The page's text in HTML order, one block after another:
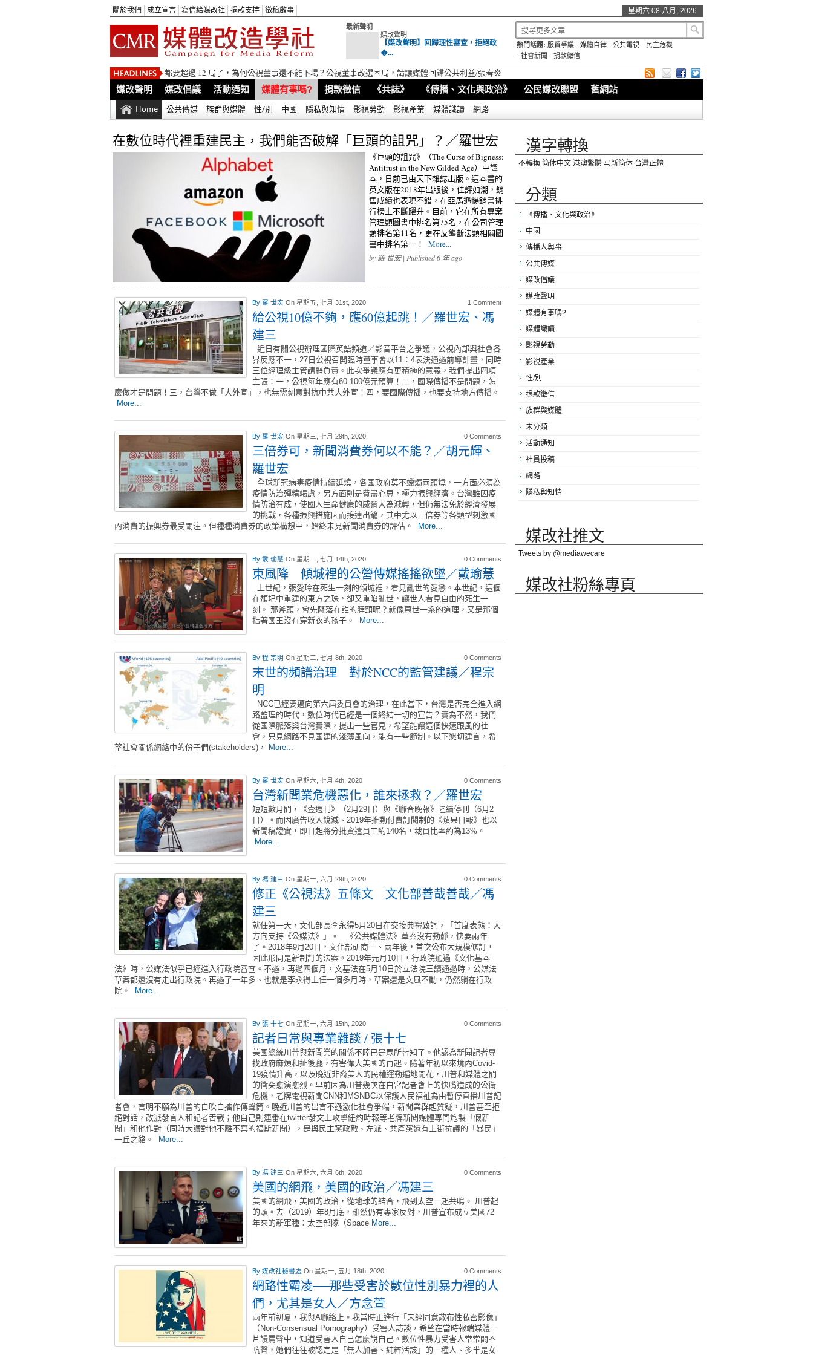
關於我們 成立宣言 寫信給媒改社 捐款支持 徵稿啟事 星期六 08 八月, 2026
最新聲明
媒改聲明
【媒改聲明】回歸理性審查，拒絕政
�...
熱門話題: 服貿爭議 -媒體自律 -公共電視 - 民主危機
- 社會新聞 - 捐款徵信
都要超過 12 局了，為何公視董事還不能下場？公視董事改選困局，請讓媒體回歸公共利益/張春炎
媒改聲明 媒改倡議 活動通知 媒體有事嗎? 捐款徵信 《共誌》 《傳播、文化與政治》 公民媒改聯盟 舊網站
Home 公共傳媒 族群與媒體 性/別 中國 隱私與知情 影視勞動 影視產業 媒體識讀 網路
在數位時代裡重建民主，我們能否破解「巨頭的詛咒」？／羅世宏
《巨頭的詛咒》（The Curse of Bigness:
Antitrust in the New Gilded Age）中譯
本，日前已由天下雜誌出版。這本書的
英文版在2018年出版後，佳評如潮，銷
售成績也表現不錯，在亞馬遜暢銷書排
行榜上不斷躍升。目前，它在所有專案
管理類圖書中排名第75名，在公司管理
類排名第11名，更在反壟斷法類相關圖
書中排名第一！ More...
by 羅 世宏| Published 6 年 ago
By 羅 世宏 On 星期五, 七月 31st, 2020 1 Comment
給公視10億不夠，應60億起跳！／羅世宏、馮
建三
近日有關公視辦理國際英語頻道／影音平台之爭議，公視內部與社會各
界反應不一，27日公視召開臨時董事會以11：4表決通過前導計畫，同時
三位經理級主管請辭負責。此次爭議應有更積極的意義，我們提出四項
主張：一，公視每年應有60-100億元預算！二，國際傳播不是問題，怎
麼做才是問題！三，台灣不做「大外宣」，也無需刻意對抗中共大外宣！四，要國際傳播，也要支持地方傳播。
More...
By 羅 世宏 On 星期三, 七月 29th, 2020 0 Comments
三倍券可，新聞消費券何以不能？／胡元輝、
羅世宏
全球新冠病毒疫情持續延燒，各國政府莫不蠟燭兩頭燒，一方面必須為
疫情防治殫精竭慮，另方面則是費盡心思，極力振興經濟。台灣雖因疫
情防治有成，使國人生命健康的威脅大為減輕，但仍無法免於經濟發展
的挑戰，各種振興措施因而接連出籠，其中尤以三倍券等各類型刺激國
內消費的振興券最受關注。但種種消費券的政策構想中，始終未見新聞消費券的評估。
More...
By 戴 瑜慧 On 星期二, 七月 14th, 2020 0 Comments
東風降 傾城裡的公營傳媒搖搖欲墜／戴瑜慧
上世紀，張愛玲在死生一刻的傾城裡，看見亂世的愛戀。本世紀，這個
在頹圮中重建的東方之珠，卻又重陷亂世，讓世人看見自由的死生一
刻。 那斧頭，會先降落在誰的脖頸呢？就像萬世一系的道理，又是那個
指著國王沒有穿新衣的孩子。
More...
By 程 宗明 On 星期三, 七月 8th, 2020 0 Comments
末世的頻譜治理 對於NCC的監管建議／程宗
明
NCC已經要邁向第六屆委員會的治理，在此當下，台灣是否完全進入網
路監理的時代，數位時代已經是一個終結一切的宣告？實為不然，我們
從國際脈落與台灣實際，提出一些管見，希望能讓這個快速跟風的社
會，只見網路不見國建的淺薄風向，能有一些節制。以下懇切建言，希
望社會關係網絡中的份子們(stakeholders)，
More...
By 羅 世宏 On 星期六, 七月 4th, 2020 0 Comments
台灣新聞業危機惡化，誰來拯救？／羅世宏
短短數月間，《壹週刊》（2月29日）與《聯合晚報》陸續停刊（6月2
日）。而因廣告收入銳減、2019年推動付費訂閱制的《蘋果日報》也以
新聞稿證實，即日起將分批資遣員工約140名，裁員比率約為13%。
More...
By 馮 建三 On 星期一, 六月 29th, 2020 0 Comments
修正《公視法》五條文 文化部善哉善哉／馮
建三
就任第一天，文化部長李永得5月20日在交接典禮致詞，「首度表態：大
方向支持《公媒法》」。 《公共媒體法》草案沒有動靜，快要兩年
了。2018年9月20日，文化部研商一、兩年後，首次公布大規模修訂，
因此形同是新制訂的法案。2019年元月10日，行政院通過《文化基本
法》時，公媒法似乎已經進入行政院審查。不過，再過四個月，文基法在5月10日於立法院三讀通過時，公媒法
草案都還沒有走出行政院。再過了一年多、也就是李永得上任一個多月時，草案還是文風不動，仍然躺在行政
院。
More...
By 張 十七 On 星期一, 六月 15th, 2020 0 Comments
記者日常與專業雜談 / 張十七
美國總統川普與新聞業的關係不睦已是眾所皆知了。他認為新聞記者專
找政府麻煩和扯後腿，有害偉大美國的再起。隨著年初以來境內Covid-
19疫情升高，以及晚近非裔美人的民權運動遍地開花，川普和媒體之間
的衝突愈演愈烈。早前因為川普幾次在白宮記者會上的快嘴造成的公衛
危機，老牌電視新聞CNN和MSNBC以保護人民福祉為由暫停直播川普記
者會，言明不願為川普的自吹自擂作傳聲筒。晚近川普的出言不遜激化社會爭端，新聞業群起質疑，川普甚至拒
絕對話，改派發言人和記者舌戰；他自己則連番在twitter發文上攻擊紐約時報等老牌新聞媒體專門炮製「假新
聞」和他作對（同時大讚對他不離不棄的福斯新聞），是與民主黨政敵、左派、共產黨還有上街抗議的「暴民」
一丘之貉。
More...
By 馮 建三 On 星期六, 六月 6th, 2020 0 Comments
美國的網飛，美國的政治／馮建三
美國的網飛，美國的政治，從地球的結合，飛到太空一起共鳴。 川普起
的頭。去（2019）年8月底，雖然仍有專家反對，川普宣布成立美國72
年來的新軍種：太空部隊（Space More...
By 媒改社秘書處 On 星期一, 五月 18th, 2020 0 Comments
網路性霸凌──那些受害於數位性別暴力裡的人
們，尤其是女人／方念萱
兩年前初夏，我與A聯絡上。我當時正進行「未經同意散布性私密影像」
（Non-Consensual Pornography）受害人訪談，希望在當時報端媒體一
片謾罵聲中，知道受害人自己怎麼說自己。數位性暴力受害人常常悶不
吭聲，她們往往被認定是「無人加害、純粹活該」的一種人、多半是女
漢字轉換
不轉換 简体中文 港澳繁體 马新简体 台灣正體
分類
《傳播、文化與政治》
中國
傳播人與事
公共傳媒
媒改倡議
媒改聲明
媒體有事嗎?
媒體識讀
影視勞動
影視產業
性/別
捐款徵信
族群與媒體
未分類
活動通知
社員投稿
網路
隱私與知情
媒改社推文
Tweets by @mediawecare
媒改社粉絲專頁